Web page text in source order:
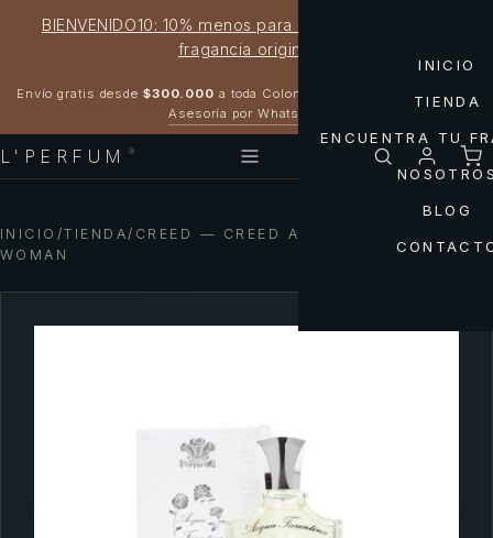
BIENVENIDO10: 10% menos para estrenar tu próxima
fragancia original
Envío gratis desde $300.000 a toda Colombia
Asesoría por WhatsApp
L'PERFUM ®
INICIO
TIENDA
ENCUENTRA TU
BLOG
INICIO /TIENDA/ CREED — CREED ACQUA FIORENTINA
WOMAN